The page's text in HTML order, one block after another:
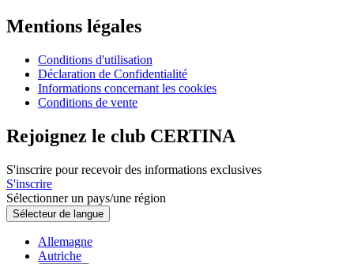
Mentions légales
Conditions d'utilisation
Déclaration de Confidentialité
Informations concernant les cookies
Conditions de vente
Rejoignez le club CERTINA
S'inscrire pour recevoir des informations exclusives
S'inscrire
Sélectionner un pays/une région
Sélecteur de langue
Allemagne
Autriche